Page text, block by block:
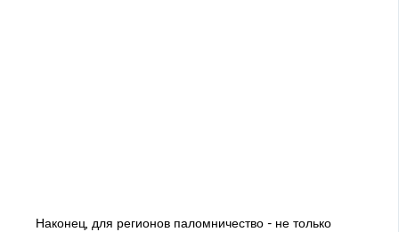
Наконец, для регионов паломничество - не только